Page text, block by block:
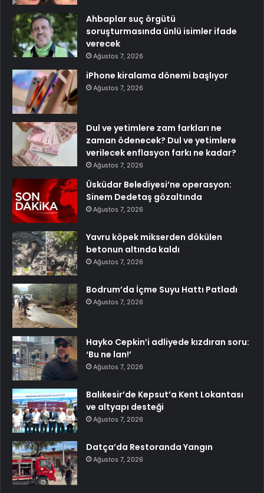
Ahbaplar suç örgütü
soruşturmasında ünlü isimler ifade
verecek
Ağustos 7, 2026
iPhone kiralama dönemi başlıyor
Ağustos 7, 2026
Dul ve yetimlere zam farkları ne
zaman ödenecek? Dul ve yetimlere
verilecek enflasyon farkı ne kadar?
Ağustos 7, 2026
Üsküdar Belediyesi’ne operasyon:
Sinem Dedetaş gözaltında
Ağustos 7, 2026
Yavru köpek mikserden dökülen
betonun altında kaldı
Ağustos 7, 2026
Bodrum’da İçme Suyu Hattı Patladı
Ağustos 7, 2026
Hayko Cepkin’i adliyede kızdıran soru:
‘Bu ne lan!’
Ağustos 7, 2026
Balıkesir’de Kepsut’a Kent Lokantası
ve altyapı desteği
Ağustos 7, 2026
Datça’da Restoranda Yangın
Ağustos 7, 2026